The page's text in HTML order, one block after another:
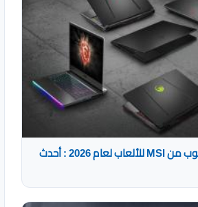
أفضل أجهزة اللاب توب من MSI للألعاب لعام 2026 : أحدث